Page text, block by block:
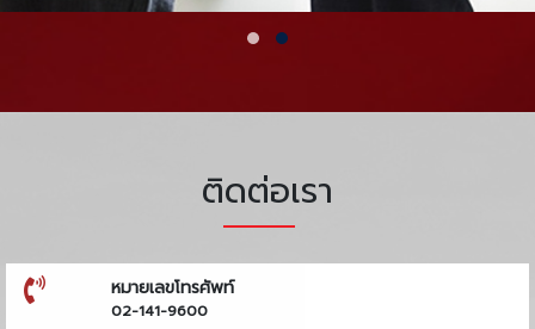
ติดต่อเรา
หมายเลขโทรศัพท์
02-141-9600